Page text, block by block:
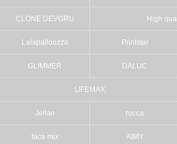
CLONE DEVGRU High
Lalapalloozza Printstar
GLIMMER DALUC
LIFEMAX
Jellan rucca
face mix AIMY